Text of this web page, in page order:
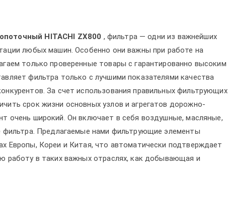
HITACHI ZX800 , фильтра — одни из важнейших
любых машин. Особенно они важны при работе на
только проверенные товары с гарантированно высоким
фильтра только с лучшими показателями качества
За счет использования правильных фильтрующих
срок жизни основных узлов и агрегатов дорожно-
очень широкий. Он включает в себя воздушные, масляные,
фильтра. Предлагаемые нами фильтрующие элементы
Европы, Кореи и Китая, что автоматически подтверждает
работу в таких важных отраслях, как добывающая и